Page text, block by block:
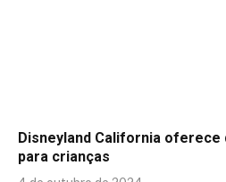
Disneyland California
para crianças